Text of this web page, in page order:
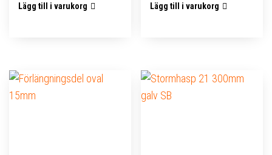
Lägg till i varukorg Lägg till i varukorg